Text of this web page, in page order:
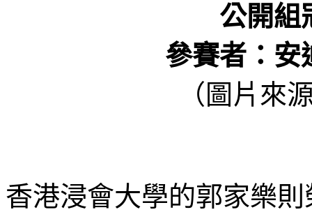
公開組
參賽者：安
（圖片來
香港浸會大學的郭家樂